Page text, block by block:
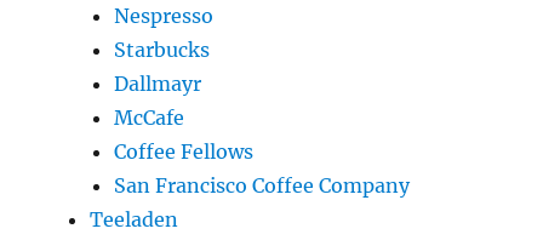
Nespresso
Starbucks
Dallmayr
McCafe
Coffee Fellows
San Francisco Coffee Company
Teeladen